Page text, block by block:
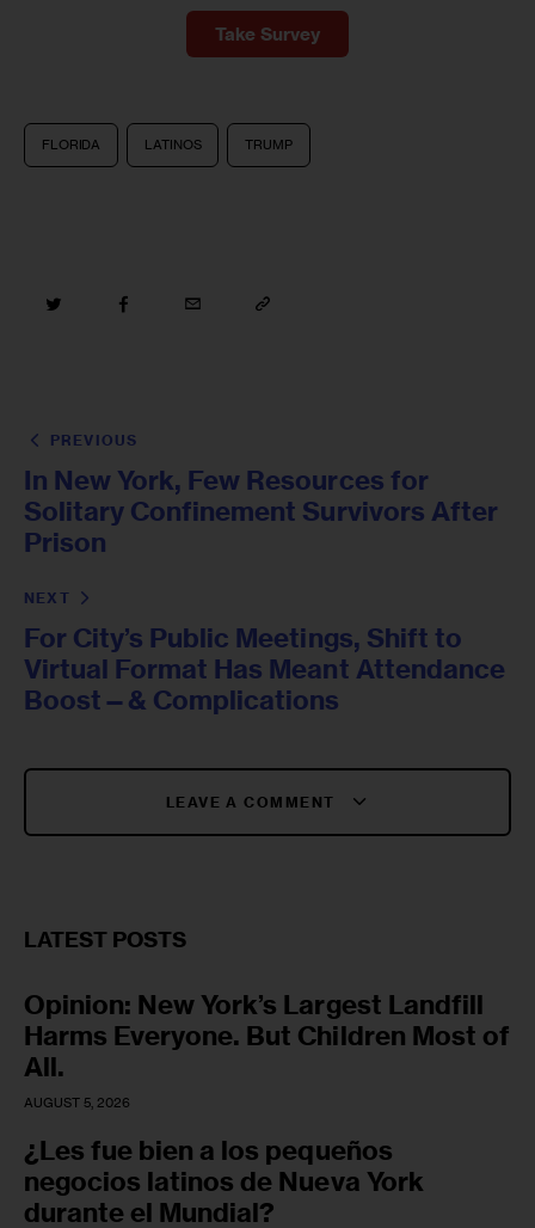
Take Survey
FLORIDA LATINOS TRUMP
PREVIOUS
In New York, Few Resources for
Solitary Confinement Survivors After
Prison
NEXT
For City’s Public Meetings, Shift to
Virtual Format Has Meant Attendance
Boost—& Complications
LEAVE A COMMENT
LATEST POSTS
Opinion: New York’s Largest Landfill
Harms Everyone. But Children Most of
All.
AUGUST 5, 2026
¿Les fue bien a los pequeños
negocios latinos de Nueva York
durante el Mundial?